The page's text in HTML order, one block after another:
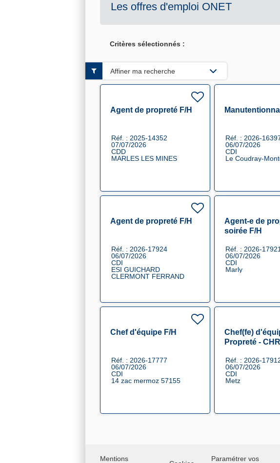
Les offres d'emploi ONET
Critères sélectionnés :
Agent de propreté F/H
Réf. : 2025-14352
07/07/2026
CDD
MARLES LES MINES
Réf. : 2026-
06/07/2026
CDI
Le Coudray-
Agent de propreté F/H
Réf. : 2026-17924
06/07/2026
CDI
ESI GUICHARD
CLERMONT FERRAND
Agent-e de
soirée F/H
Réf. : 2026-
06/07/2026
CDI
Marly
Chef d'équipe F/H
Réf. : 2026-17777
06/07/2026
CDI
14 zac mermoz 57155
Chef(fe)
Propreté -
Réf. : 2026-
06/07/2026
CDI
Metz
Affiner ma recherche
Mentions Paramétrer vos